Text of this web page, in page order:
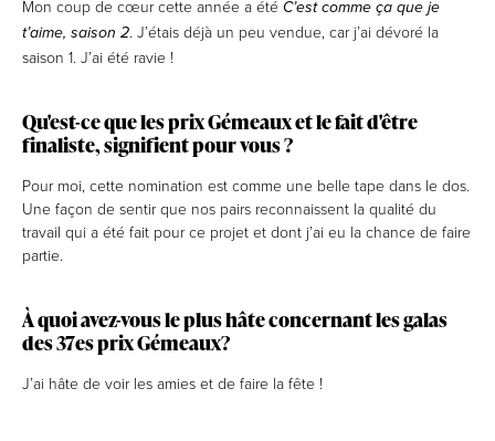
Mon coup de cœur cette année a été C’est comme ça que je
t’aime, saison 2. J’étais déjà un peu vendue, car j’ai dévoré la
saison 1. J’ai été ravie !
Qu'est-ce que les prix Gémeaux et le fait d'être
finaliste, signifient pour vous ?
Pour moi, cette nomination est comme une belle tape dans le dos.
Une façon de sentir que nos pairs reconnaissent la qualité du
travail qui a été fait pour ce projet et dont j’ai eu la chance de faire
partie.
À quoi avez-vous le plus hâte concernant les galas
des 37es prix Gémeaux?
J’ai hâte de voir les amies et de faire la fête !